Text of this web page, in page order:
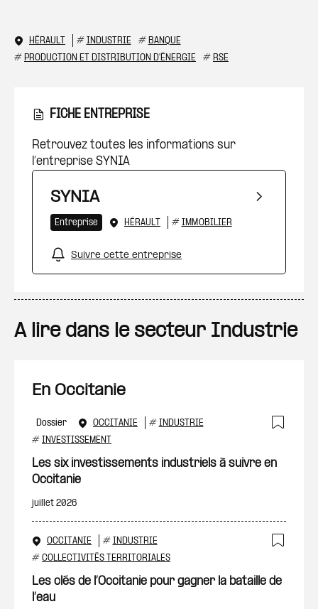
HÉRAULT # INDUSTRIE # BANQUE
# PRODUCTION ET DISTRIBUTION D'ÉNERGIE # RSE
FICHE ENTREPRISE
Retrouvez toutes les informations sur
l’entreprise SYNIA
SYNIA
Entreprise HÉRAULT # IMMOBILIER
Suivre cette entreprise
A lire dans le secteur Industrie
En Occitanie
Dossier OCCITANIE # INDUSTRIE
# INVESTISSEMENT
Les six investissements industriels à suivre en
Occitanie
juillet 2026
OCCITANIE # INDUSTRIE
# COLLECTIVITÉS TERRITORIALES
Les clés de l’Occitanie pour gagner la bataille de
l’eau